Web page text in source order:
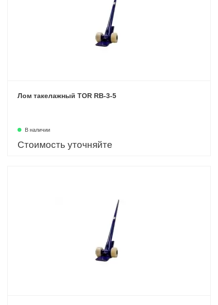
Лом такелажный TOR RB-3-5
В наличии
Стоимость уточняйте